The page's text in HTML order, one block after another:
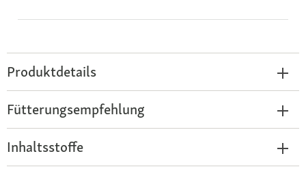
Produktdetails
Fütterungsempfehlung
Inhaltsstoffe